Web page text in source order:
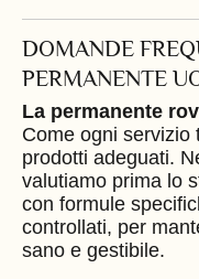
DOMANDE
PERMANENTE
La permanente
Come ogni servizio
prodotti adeguati.
valutiamo prima lo
con formule
controllati, per
sano e gestibile.